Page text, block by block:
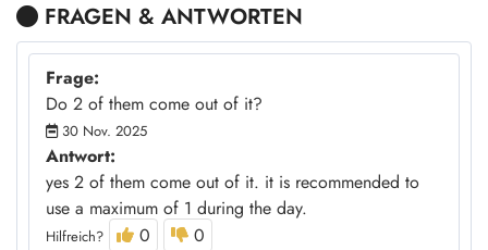
FRAGEN & ANTWORTEN
Frage:
Do 2 of them come out of it?
30 Nov. 2025
Antwort:
yes 2 of them come out of it. it is recommended to
use a maximum of 1 during the day.
Hilfreich? 0 0